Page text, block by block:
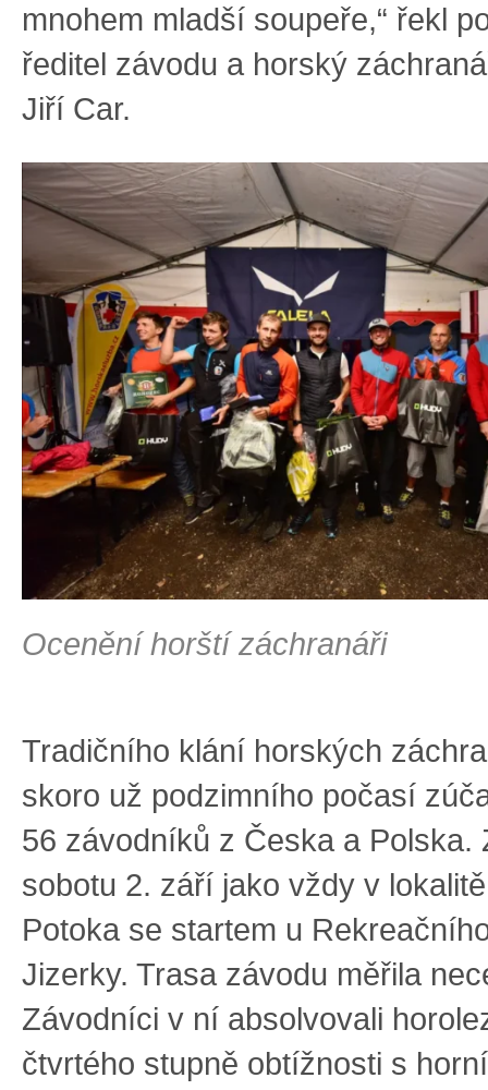
mnohem mladší soupeře,“ řekl
ředitel závodu a horský
Jiří Car.
Ocenění horští záchranáři
Tradičního klání horských
skoro už podzimního počasí
56 závodníků z Česka a Polska.
sobotu 2. září jako vždy v
Potoka se startem u
Jizerky. Trasa závodu měřila
Závodníci v ní absolvovali
čtvrtého stupně obtížnosti s